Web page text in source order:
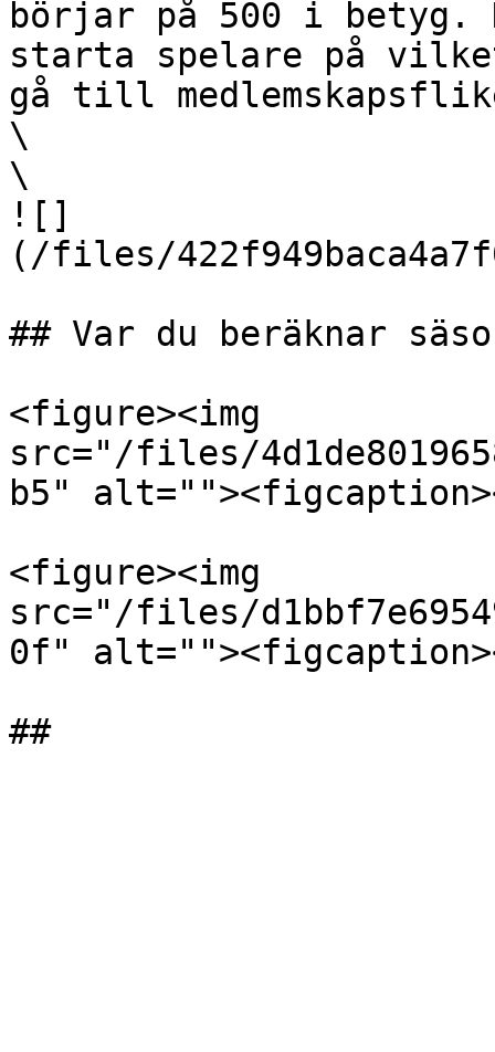
börjar på 500 i betyg.
starta spelare på
gå till
\
\
![]
(/files/
## Var du beräknar
<figure><img
src="/files/
b5"
<figure><img
src="/files/
0f"